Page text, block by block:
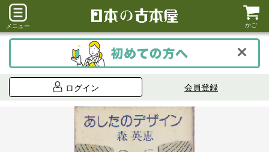
メニュー かご
ログイン 会員登録